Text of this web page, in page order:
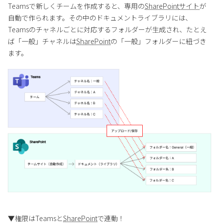
Teamsで新しくチームを作成すると、専用のSharePointサイトが
自動で作られます。その中のドキュメントライブラリには、
Teamsのチャネルごとに対応するフォルダーが生成され、たとえ
ば「一般」チャネルはSharePointの「一般」フォルダーに紐づき
ます。
▼権限はTeamsとSharePointで連動！